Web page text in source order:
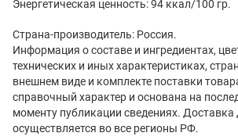
Энергетическая ценность: 94 ккал/100 гр.
Страна-производитель: Россия.
Информация о составе и ингредиентах,
технических и иных характеристиках,
внешнем виде и комплекте поставки
справочный характер и основана на
моменту публикации сведениях. Доставка
осуществляется во все регионы РФ.